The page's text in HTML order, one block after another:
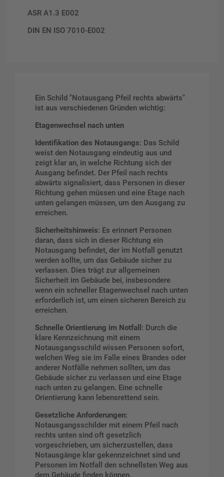
ASR A1.3 E002
DIN EN ISO 7010-E002
Ein Schild "Notausgang Pfeil rechts abwärts"
ist aus verschiedenen Gründen wichtig:
Etagenwechsel nach unten
Identifikation des Notausgangs: Das Schild
weist den Notausgang eindeutig aus und
zeigt klar an, in welche Richtung sich der
Ausgang befindet. Der Pfeil nach rechts
abwärts signalisiert, dass Personen in dieser
Richtung gehen müssen und eine Etage nach
unten gelangen müssen, um den Ausgang zu
erreichen.
Sicherheitshinweis: Es erinnert Personen
daran, dass sich in dieser Richtung ein
Notausgang befindet, der im Notfall genutzt
werden sollte, um das Gebäude sicher zu
verlassen. Dies trägt zur allgemeinen
Sicherheit im Gebäude bei, insbesondere
wenn ein schneller Etagenwechsel nach unten
erforderlich ist, um einen sicheren Bereich zu
erreichen.
Schnelle Orientierung im Notfall : Durch die
klare Kennzeichnung mit einem
Notausgangsschild wissen Personen sofort,
welchen Weg sie im Falle eines Brandes oder
anderer Notfälle nehmen sollten, um das
Gebäude sicher zu verlassen und eine Etage
nach unten zu gelangen. Eine schnelle
Orientierung kann lebensrettend sein.
Gesetzliche Anforderungen:
Notausgangsschilder mit einem Pfeil nach
rechts unten sind oft gesetzlich
vorgeschrieben, um sicherzustellen, dass
Notausgänge klar gekennzeichnet sind und
Personen im Notfall den schnellsten Weg aus
dem Gebäude finden können.